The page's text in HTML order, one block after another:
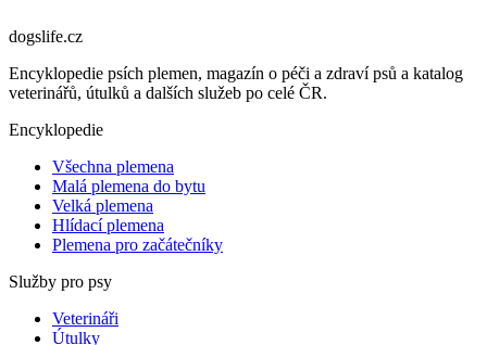
dogslife.cz
Encyklopedie psích plemen, magazín o péči a zdraví psů a katalog
veterinářů, útulků a dalších služeb po celé ČR.
Encyklopedie
Všechna plemena
Malá plemena do bytu
Velká plemena
Hlídací plemena
Plemena pro začátečníky
Služby pro psy
Veterináři
Útulky